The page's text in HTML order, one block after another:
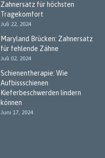
Zahnersatz für höchsten
Tragekomfort
Juli 22, 2024
Maryland Brücken: Zahnersatz
für fehlende Zähne
Juli 02, 2024
Schienentherapie: Wie
Aufbissschienen
Kieferbeschwerden lindern
können
Juni 17, 2024